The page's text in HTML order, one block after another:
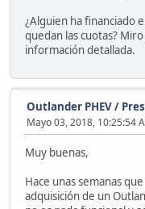
¿Alguien ha financiado
quedan las cuotas?
información detallada.
Outlander PHEV/
Mayo 03, 2018, 10:25:54
Muy buenas,
Hace unas semanas
adquisición de un